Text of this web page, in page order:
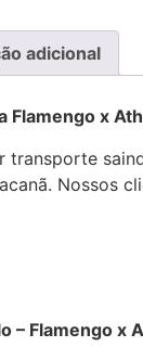
adicional
x
transporte
Nossos
– Flamengo x